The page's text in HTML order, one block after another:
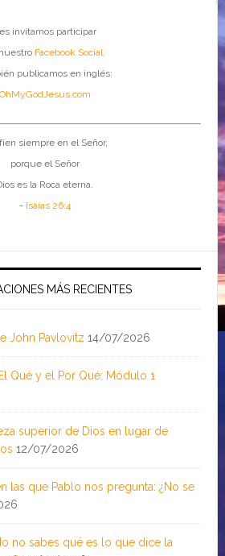
invitamos participar
Facebook Social.
publicamos en inglés:
OhMyGodJesus.com
siempre en el Señor,
porque el Señor
es la Roca eterna.
- Isaías 26:4
MÁS RECIENTES
John Pavlovitz 14/07/2026
Qué y el Por Qué: Módulo 1
superior de Dios en lugar de
12/07/2026
las que Pablo nos pregunta: ¿No se
no sabes qué es lo que dice la